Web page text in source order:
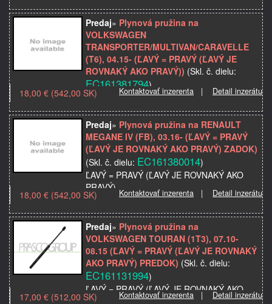
Značka: BMW
Miesto montáže: predný
Model použitia: 5 (G30/G31), 05.17-08.20
Strana: ľavá=pravá
Kvalita: Odporúčaná kval…
Predaj» Plynová pružina na
VOLKSWAGEN
TRANSPORTER/MULTIVAN/CARAVELLE
(T6), 04.15- (ĽAVÝ = PRAVÝ (ĽAVÝ JE
ROVNAKÝ AKO PRAVÝ)) (Skl. č. dielu:
EC161381794)
ĽAVÝ = PRAVÝ (ĽAVÝ JE ROVNAKÝ AKO
PRAVÝ)
dĺžka= 235,5 mm; zdvih= 66,5 mm; sila= 400
N
Značka: VOLKSWAGEN
Model použitia:
Popis: Regulacja siedzenia
Strana: ľavá=pr…
Kontaktovať inzerenta | Detail inzerátu
18,00 € (542,00 SK)
Predaj» Plynová pružina na RENAULT
MEGANE IV (FB), 03.16- (ĽAVÝ = PRAVÝ
(ĽAVÝ JE ROVNAKÝ AKO PRAVÝ) ZADOK)
(Skl. č. dielu: EC161380014)
ĽAVÝ = PRAVÝ (ĽAVÝ JE ROVNAKÝ AKO
PRAVÝ)
dĺžka = 500 mm; zdvih = 192 mm; sila = 435
N
Dátum Do: 02.20
Dátum Od: 11.15
Značka: RENAULT
Miesto montáže: zadný
Model…
Kontaktovať inzerenta | Detail inzerátu
18,00 € (542,00 SK)
Predaj» Plynová pružina na
VOLKSWAGEN TOURAN (1T3), 07.10-
08.15 (ĽAVÝ = PRAVÝ (ĽAVÝ JE ROVNAKÝ
AKO PRAVÝ) PREDOK) (Skl. č. dielu:
EC161131994)
ĽAVÝ = PRAVÝ (ĽAVÝ JE ROVNAKÝ AKO
PRAVÝ)
Kontaktovať inzerenta | Detail inzerátu
17,00 € (512,00 SK)